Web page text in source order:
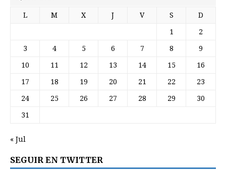
L M X J V S D
1 2
3 4 5 6 7 8 9
10 11 12 13 14 15 16
17 18 19 20 21 22 23
24 25 26 27 28 29 30
31
« Jul
SEGUIR EN TWITTER